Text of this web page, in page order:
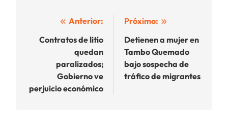
Navegación
de
entradas
Anterior:
Contratos de litio
quedan
paralizados;
Gobierno ve
perjuicio económico
Próximo:
Detienen a mujer en
Tambo Quemado
bajo sospecha de
tráfico de migrantes